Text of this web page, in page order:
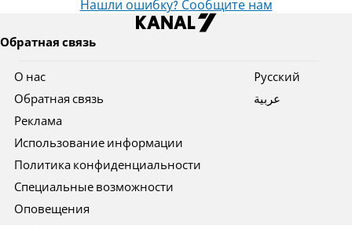
Нашли ошибку? Сообщите нам
Обратная связь
О нас
Обратная связь
Реклама
Использование информации
Политика конфиденциальности
Специальные возможности
Оповещения
Pусский
عربية